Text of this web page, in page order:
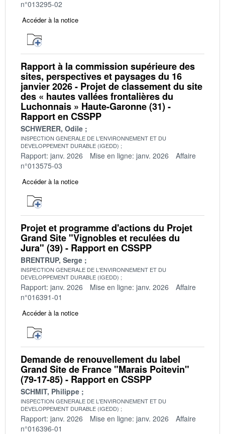
n°013295-02
Accéder à la notice
Rapport à la commission supérieure des
sites, perspectives et paysages du 16
janvier 2026 - Projet de classement du site
des « hautes vallées frontalières du
Luchonnais » Haute-Garonne (31) -
Rapport en CSSPP
SCHWERER, Odile
INSPECTION GENERALE DE L'ENVIRONNEMENT ET DU
DEVELOPPEMENT DURABLE (IGEDD)
Rapport: janv. 2026 Mise en ligne: janv. 2026
Affaire
n°013575-03
Accéder à la notice
Projet et programme d'actions du Projet
Grand Site "Vignobles et reculées du
Jura" (39) - Rapport en CSSPP
BRENTRUP, Serge
INSPECTION GENERALE DE L'ENVIRONNEMENT ET DU
DEVELOPPEMENT DURABLE (IGEDD)
Rapport: janv. 2026 Mise en ligne: janv. 2026
Affaire
n°016391-01
Accéder à la notice
Demande de renouvellement du label
Grand Site de France "Marais Poitevin"
(79-17-85) - Rapport en CSSPP
SCHMIT, Philippe
INSPECTION GENERALE DE L'ENVIRONNEMENT ET DU
DEVELOPPEMENT DURABLE (IGEDD)
Rapport: janv. 2026 Mise en ligne: janv. 2026
Affaire
n°016396-01